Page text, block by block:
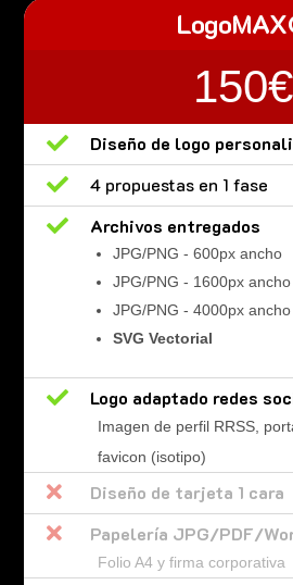
150€

Diseño de logo

4 propuestas en 1 fase

Archivos entregados
JPG/PNG - 600px ancho
JPG/PNG - 1600px ancho
JPG/PNG - 4000px
SVG Vectorial
 Logo adaptado redes
Imagen de perfil RRSS,
favicon (isotipo)

Diseño de tarjeta 1 cara

Papelería JPG/PDF/
Folio A4 y firma corporativa